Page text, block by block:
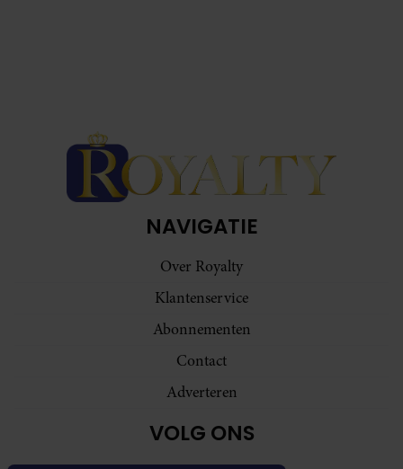
NAVIGATIE
Over Royalty
Klantenservice
Abonnementen
Contact
Adverteren
VOLG ONS